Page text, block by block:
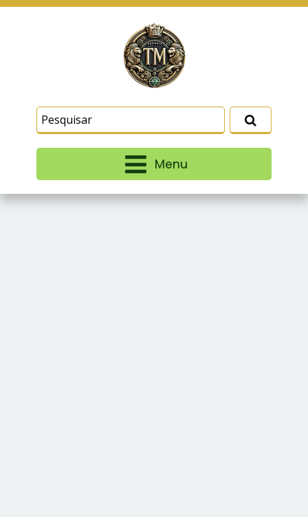
Menu
similares para lembrar e entender como você usa
nosso site, analisar seu uso de nossos produtos
e serviços, ajudar com nossos esforços de
marketing e fornecer conteúdo de terceiros. Leia
Termos e CondiçõesePolítica de